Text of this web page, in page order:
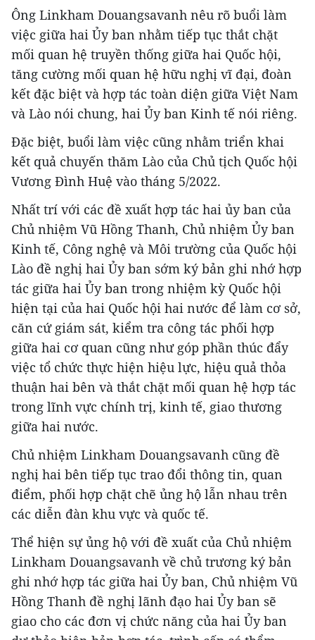
Ông Linkham Douangsavanh nêu rõ buổi làm
việc giữa hai Ủy ban nhằm tiếp tục thắt chặt
mối quan hệ truyền thống giữa hai Quốc hội,
tăng cường mối quan hệ hữu nghị vĩ đại, đoàn
kết đặc biệt và hợp tác toàn diện giữa Việt Nam
và Lào nói chung, hai Ủy ban Kinh tế nói riêng.
Đặc biệt, buổi làm việc cũng nhằm triển khai
kết quả chuyến thăm Lào của Chủ tịch Quốc hội
Vương Đình Huệ vào tháng 5/2022.
Nhất trí với các đề xuất hợp tác hai ủy ban của
Chủ nhiệm Vũ Hồng Thanh, Chủ nhiệm Ủy ban
Kinh tế, Công nghệ và Môi trường của Quốc hội
Lào đề nghị hai Ủy ban sớm ký bản ghi nhớ hợp
tác giữa hai Ủy ban trong nhiệm kỳ Quốc hội
hiện tại của hai Quốc hội hai nước để làm cơ sở,
căn cứ giám sát, kiểm tra công tác phối hợp
giữa hai cơ quan cũng như góp phần thúc đẩy
việc tổ chức thực hiện hiệu lực, hiệu quả thỏa
thuận hai bên và thắt chặt mối quan hệ hợp tác
trong lĩnh vực chính trị, kinh tế, giao thương
giữa hai nước.
Chủ nhiệm Linkham Douangsavanh cũng đề
nghị hai bên tiếp tục trao đổi thông tin, quan
điểm, phối hợp chặt chẽ ủng hộ lẫn nhau trên
các diễn đàn khu vực và quốc tế.
Thể hiện sự ủng hộ với đề xuất của Chủ nhiệm
Linkham Douangsavanh về chủ trương ký bản
ghi nhớ hợp tác giữa hai Ủy ban, Chủ nhiệm Vũ
Hồng Thanh đề nghị lãnh đạo hai Ủy ban sẽ
giao cho các đơn vị chức năng của hai Ủy ban